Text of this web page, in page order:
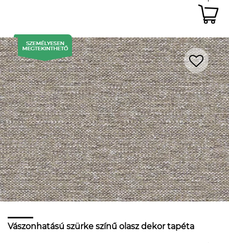
Vászonhatású szürke színű olasz dekor tapéta